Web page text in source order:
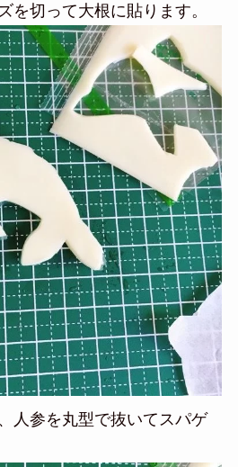
を切って大根に貼ります。
人参を丸型で抜いてスパゲ